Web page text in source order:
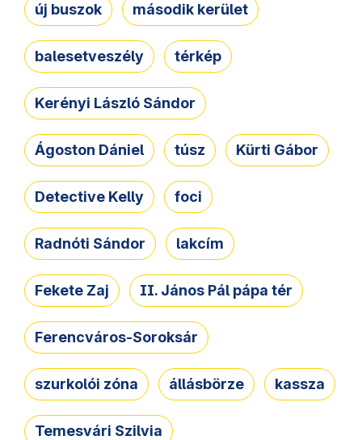
új buszok második kerület
balesetveszély térkép
Kerényi László Sándor
Ágoston Dániel túsz Kürti Gábor
Detective Kelly foci
Radnóti Sándor lakcím
Fekete Zaj II. János Pál pápa tér
Ferencváros-Soroksár
szurkolói zóna állásbörze kassza
Temesvári Szilvia